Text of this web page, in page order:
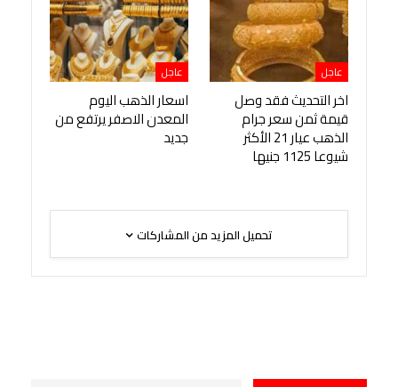
عاجل
اخر التحديث فقد وصل
قيمة ثمن سعر جرام
الذهب عيار 21 الأكثر
شيوعا 1125 جنيها
عاجل
اسعار الذهب اليوم
المعدن الاصفر يرتفع من
جديد
تحميل المزيد من المشاركات